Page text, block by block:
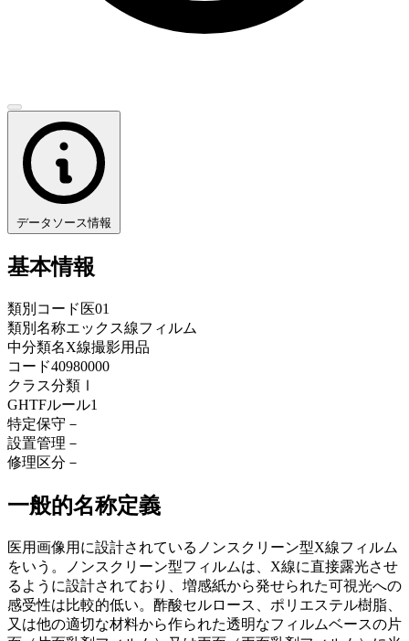
データソース情報
基本情報
類別コード 医01
類別名称エックス線フィルム
中分類名X線撮影用品
コード40980000
クラス分類 Ⅰ
GHTFルール1
特定保守 －
設置管理 －
修理区分 －
一般的名称定義
医用画像用に設計されているノンスクリーン型X線フィルム
をいう。ノンスクリーン型フィルムは、X線に直接露光させ
るように設計されており、増感紙から発せられた可視光への
感受性は比較的低い。酢酸セルロース、ポリエステル樹脂、
又は他の適切な材料から作られた透明なフィルムベースの片